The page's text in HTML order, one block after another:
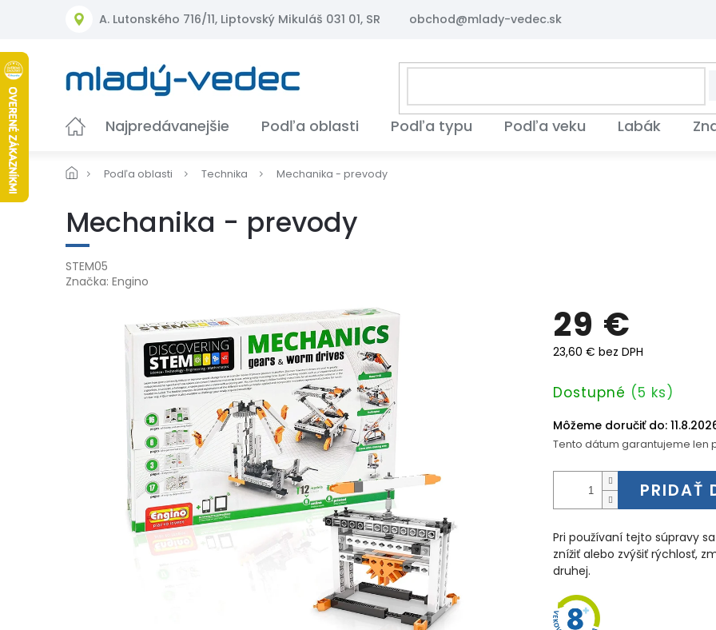
A. Lutonského 716/11, Liptovský Mikuláš 031 01, SR obchod@mlady-vedec.sk
Najpredávanejšie Podľa oblasti Podľa typu Podľa veku Labák
Podľa oblasti Technika Mechanika - prevody
Mechanika - prevody
STEM05
Značka: Engino
29 €
23,60 € bez DPH
Jednotková
Dostupné (5 ks)
Môžeme doručiť do:
Tento dátum garantujeme len
PRIDAŤ
Pri používaní tejto súpravy
znížiť alebo zvýšiť rýchlosť,
druhej.